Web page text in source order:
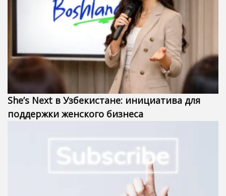
She’s Next в Узбекистане: инициатива для
поддержки женского бизнеса